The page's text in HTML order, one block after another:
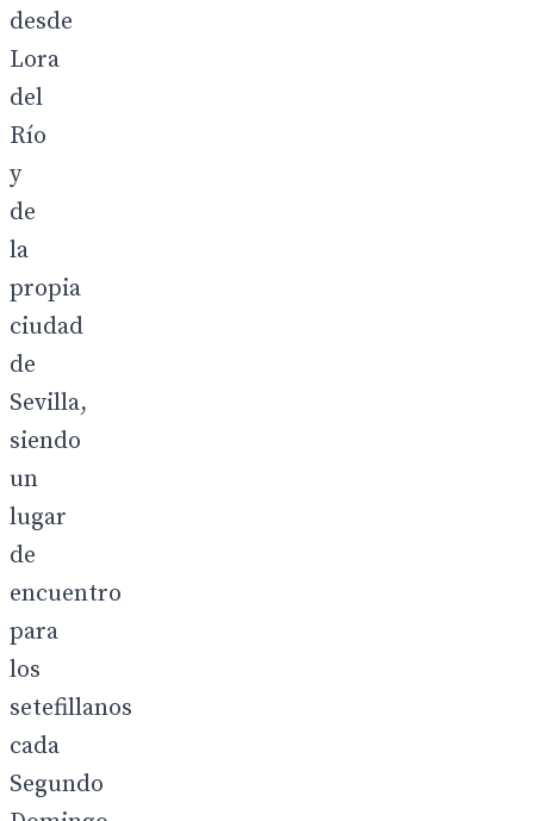
desde
Lora
del
Río
y
de
la
propia
ciudad
de
Sevilla,
siendo
un
lugar
de
encuentro
para
los
setefillanos
cada
Segundo